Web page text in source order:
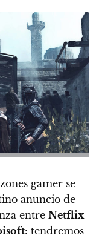
gamer se
anuncio de
entre Netflix
: tendremos